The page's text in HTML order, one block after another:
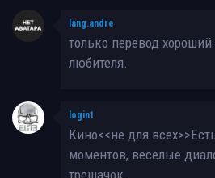
lang.andre
только перевод
любителя.
login1
Кино<<не для
моментов, веселые
трешачок,